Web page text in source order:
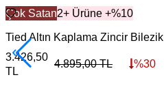
Çok Satan2+ Ürüne +%10
Tied Altın Kaplama Zincir Bilezik
3.426,50
TL
4.895,00TL %30